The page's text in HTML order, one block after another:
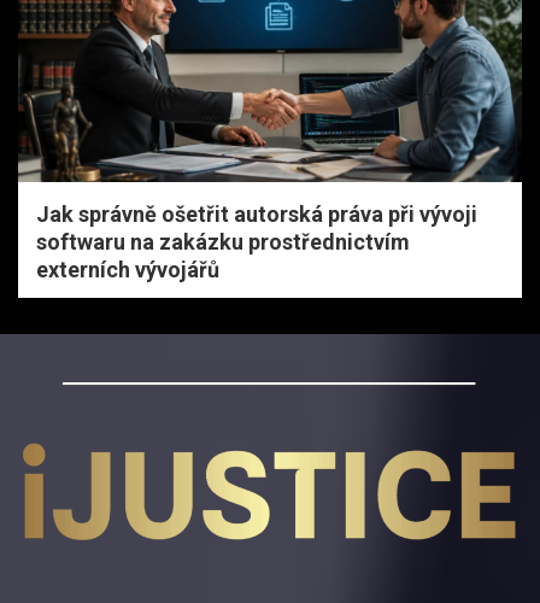
Jak správně ošetřit autorská práva při vývoji
softwaru na zakázku prostřednictvím
externích vývojářů